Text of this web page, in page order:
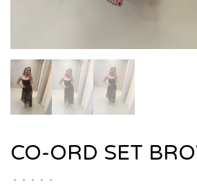
CO-ORD SET
• • • • •